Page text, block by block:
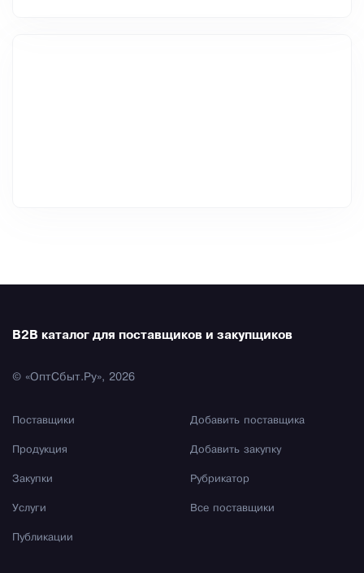
B2B каталог для поставщиков и закупщиков
© «ОптСбыт.Ру», 2026
Поставщики
Продукция
Закупки
Услуги
Публикации
Добавить поставщика
Добавить закупку
Рубрикатор
Все поставщики